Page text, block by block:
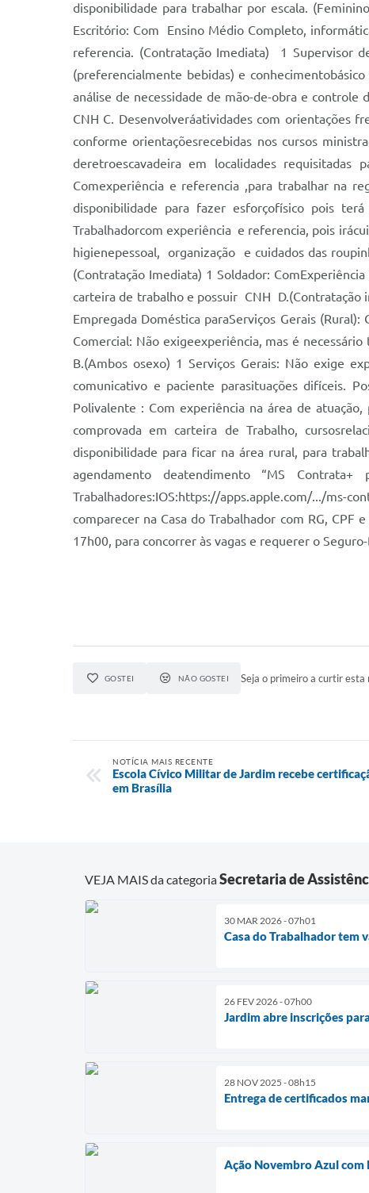
disponibilidade para trabalhar por escala.
Escritório: Com Ensino Médio Completo,
referencia. (Contratação Imediata) 1 Supervisor
(preferencialmente bebidas) e
análise de necessidade de mão-de-obra e
CNH C. Desenvolveráatividades com orientações
conforme orientaçõesrecebidas nos cursos
deretroescavadeira em localidades
Comexperiência e referencia ,para trabalhar na
disponibilidade para fazer esforçofísico pois
Trabalhadorcom experiência e referencia, pois
higienepessoal, organização e cuidados das
(Contratação Imediata) 1 Soldador:
carteira de trabalho e possuir CNH D.(Contratação
Empregada Doméstica paraServiços Gerais
Comercial: Não exigeexperiência, mas é
B.(Ambos osexo) 1 Serviços Gerais: Não exige
comunicativo e paciente parasituações difíceis.
Polivalente : Com experiência na área de
comprovada em carteira de Trabalho,
disponibilidade para ficar na área rural, para
agendamento deatendimento “MS
Trabalhadores:IOS:https://apps.apple.com/.../
comparecer na Casa do Trabalhador com RG,
17h00, para concorrer às vagas e requerer o
GOSTEI NÃO GOSTEI Seja o primeiro a curtir esta
NOTÍCIA MAIS RECENTE
Escola Cívico Militar de Jardim recebe
em Brasília
VEJA MAIS da categoriaSecretaria de
30 MAR 2026 - 07h01
Casa do Trabalhador tem
26 FEV 2026 - 07h00
Jardim abre inscrições
28 NOV 2025 - 08h15
Entrega de certificados
Ação Novembro Azul